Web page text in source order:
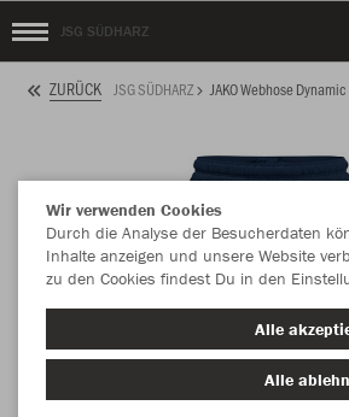
JSG SÜDHARZ
ZURÜCK JSG SÜDHARZ JAKO Webhose Dynamic
Wir verwenden Cookies
Durch die Analyse der Besucherdaten
Inhalte anzeigen und unsere Website
zu den Cookies findest Du in den
Alle
Alle